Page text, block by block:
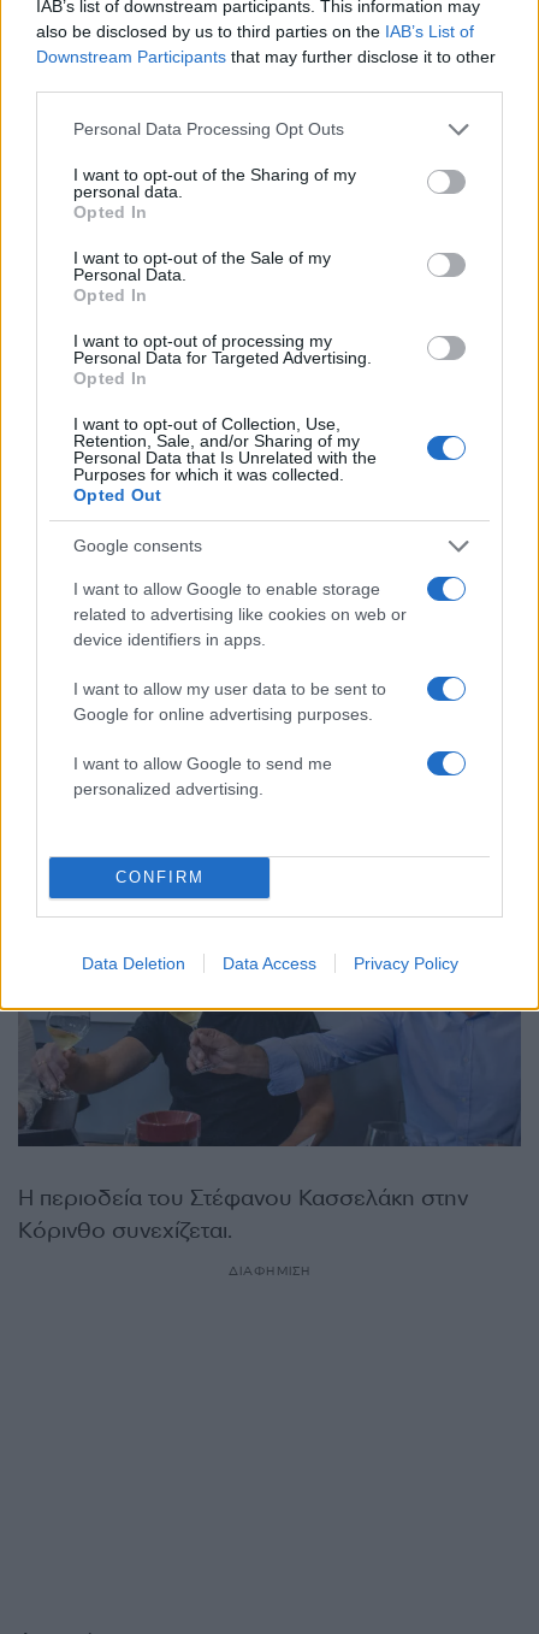
IAB’s list of downstream participants. This information may
also be disclosed by us to third parties on the IAB’s List of
Downstream Participants that may further disclose it to other
Please note that this website/app uses one or more Google
not limited to your visit or usage behaviour. You may click to
grant or deny consent to Google and its third-party tags to
use your data for below specified purposes in below Google
consent section.
Personal Data Processing Opt Outs
I want to opt-out of the Sharing of my
personal data.
Opted In
I want to opt-out of the Sale of my
Personal Data.
Opted In
I want to opt-out of processing my
Personal Data for Targeted Advertising.
Opted In
I want to opt-out of Collection, Use,
Retention, Sale, and/or Sharing of my
Personal Data that Is Unrelated with the
Purposes for which it was collected.
Opted Out
Google consents
I want to allow Google to enable storage
related to advertising like cookies on web or
device identifiers in apps.
I want to allow my user data to be sent to
Google for online advertising purposes.
I want to allow Google to send me
personalized advertising.
CONFIRM
Data Deletion Data Access Privacy Policy
Η περιοδεία του Στέφανου Κασσελάκη στην
Κόρινθο συνεχίζεται.
ΔΙΑΦΗΜΙΣΗ